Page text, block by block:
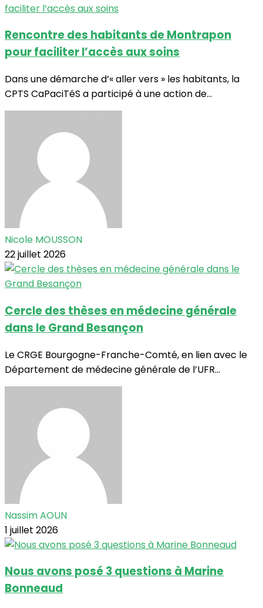
Rencontre des habitants de Montrapon
pour faciliter l’accès aux soins
Dans une démarche d’« aller vers » les habitants, la
CPTS CaPaciTéS a participé à une action de...
Nicole MOUSSON
22 juillet 2026
Cercle des thèses en médecine générale
dans le Grand Besançon
Le CRGE Bourgogne-Franche-Comté, en lien avec le
Département de médecine générale de l’UFR...
Nassim AOUN
1 juillet 2026
Nous avons posé 3 questions à Marine
Bonneaud